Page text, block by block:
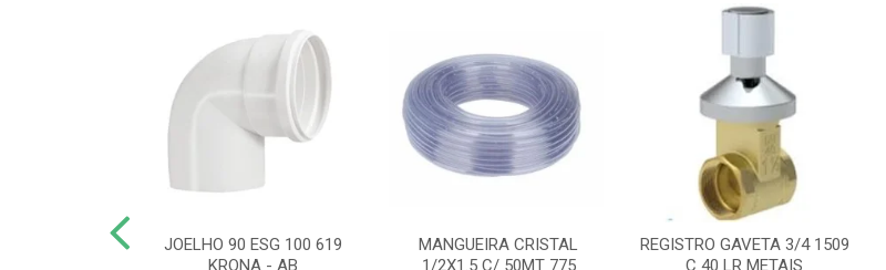
JOELHO 90 ESG 100 619
KRONA - AB
MANGUEIRA CRISTAL
1/2X1.5 C/ 50MT 775
REGISTRO GAVETA 3/4 1509
C 40 LR METAIS